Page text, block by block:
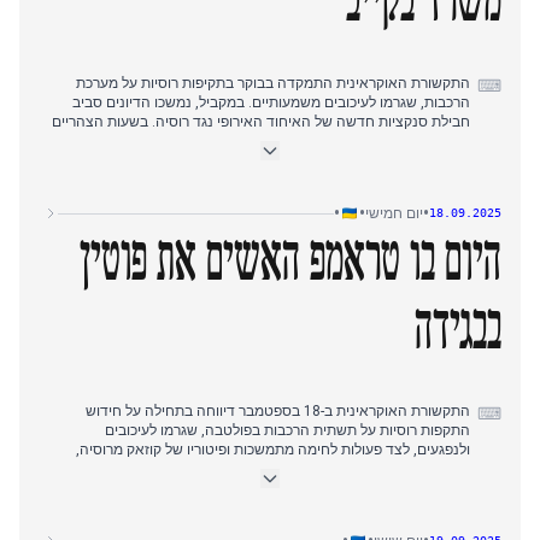
⌨ התקשורת האוקראינית התמקדה בבוקר בתקיפות רוסיות על מערכת
הרכבות, שגרמו לעיכובים משמעותיים. במקביל, נמשכו הדיונים סביב
חבילת סנקציות חדשה של האיחוד האירופי נגד רוסיה. בשעות הצהריים
של הפרלמנט האירופי בקייב. מאוחר יותר, דיווחים הדגישו חבילות סיוע
הצרכים הפיננסיים לתרחיש מלחמה אפשרי ב-2026, וביקש 60 מיליארד
דולר נוספים, ודן בעלות של שנת מלחמה אחת. היום הסתיים בדיונים על
גישתו של טראמפ לסיום המלחמה, והדגשתה כ"מלחמה שלו".
18.09.2025
•יום חמישי•
•
היום בו טראמפ האשים את פוטין
בבגידה
⌨
התקשורת האוקראינית ב-18 בספטמבר דיווחה בתחילה על חידוש
התקפות רוסיות על תשתית הרכבות בפולטבה, שגרמו לעיכובים
ולנפגעים, לצד פעולות לחימה מתמשכות ופיטוריו של קוזאק מרוסיה,
להתקפות כטב"מים אוקראיניות מוצלחות של כוחות המבצעים המיוחדים